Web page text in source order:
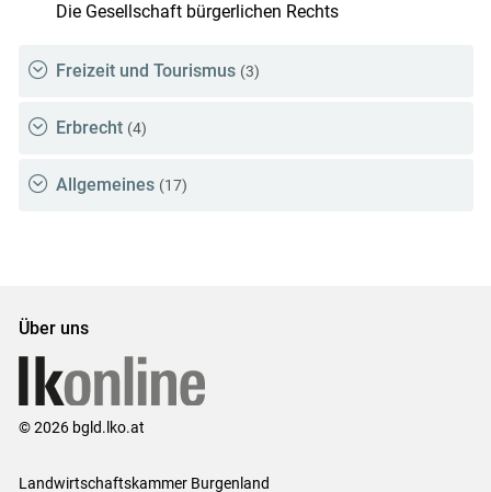
Die Gesellschaft bürgerlichen Rechts
Freizeit und Tourismus (3)
Erbrecht (4)
Allgemeines (17)
Über uns
© 2026 bgld.lko.at
Landwirtschaftskammer Burgenland